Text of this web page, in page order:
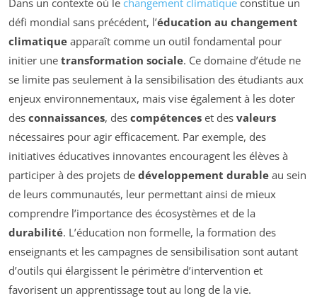
défi mondial sans précédent, l’éducation au changement
climatique apparaît comme un outil fondamental pour
initier une transformation sociale. Ce domaine d’étude ne
se limite pas seulement à la sensibilisation des étudiants aux
enjeux environnementaux, mais vise également à les doter
des connaissances, des compétences et des valeurs
nécessaires pour agir efficacement. Par exemple, des
initiatives éducatives innovantes encouragent les élèves à
participer à des projets de développement durable au sein
de leurs communautés, leur permettant ainsi de mieux
comprendre l’importance des écosystèmes et de la
durabilité. L’éducation non formelle, la formation des
enseignants et les campagnes de sensibilisation sont autant
d’outils qui élargissent le périmètre d’intervention et
favorisent un apprentissage tout au long de la vie.